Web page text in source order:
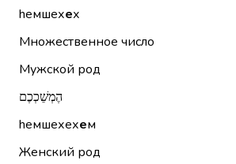
hемшехех
Множественное число
Мужской род
הֶמְשֵׁכְכֶם
hемшехехем
Женский род